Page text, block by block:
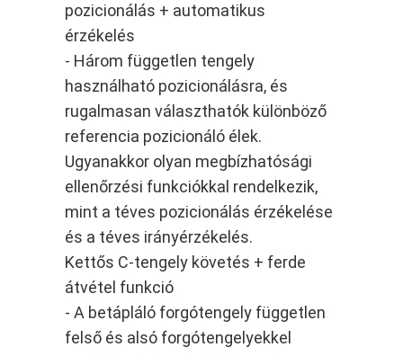
pozicionálás + automatikus
érzékelés
- Három független tengely
használható pozicionálásra, és
rugalmasan választhatók különböző
referencia pozicionáló élek.
Ugyanakkor olyan megbízhatósági
ellenőrzési funkciókkal rendelkezik,
mint a téves pozicionálás érzékelése
és a téves irányérzékelés.
Kettős C-tengely követés + ferde
átvétel funkció
- A betápláló forgótengely független
felső és alsó forgótengelyekkel